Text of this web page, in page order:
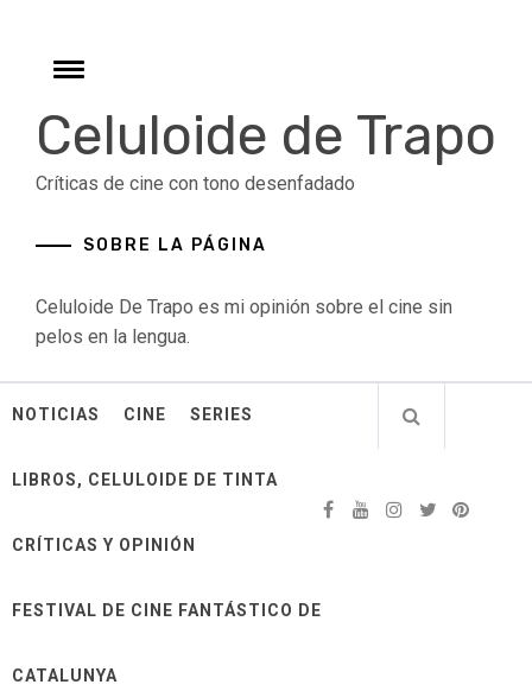
contentToggle
Celuloide de Trapo
Críticas de cine con tono desenfadado
SOBRE LA PÁGINA
Celuloide De Trapo es mi opinión sobre el cine sin
pelos en la lengua.
NOTICIAS CINE SERIES
LIBROS, CELULOIDE DE TINTA
CRÍTICAS Y OPINIÓN
FESTIVAL DE CINE FANTÁSTICO DE
CATALUNYA